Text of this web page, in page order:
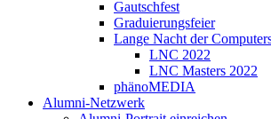
Gautschfest
Graduierungsfeier
Lange Nacht der
LNC 2022
LNC Masters 2022
phänoMEDIA
Alumni-Netzwerk